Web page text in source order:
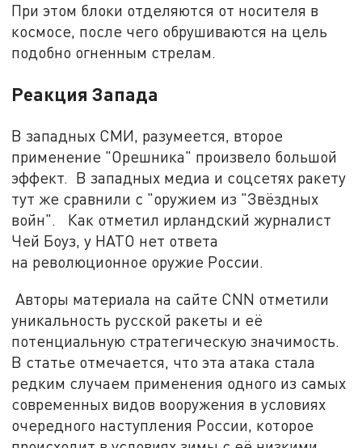
При этом блоки отделяются от носителя в
космосе, после чего обрушиваются на цель
подобно огненным стрелам.
Реакция Запада
В западных СМИ, разумеется, второе
применение "Орешника" произвело большой
эффект. В западных медиа и соцсетях ракету
тут же сравнили с "оружием из "Звёздных
войн". Как отметил ирландский журналист
Чей Боуз, у НАТО нет ответа
на революционное оружие России.
Авторы материала на сайте CNN отметили
уникальность русской ракеты и её
потенциальную стратегическую значимость.
В статье отмечается, что эта атака стала
редким случаем применения одного из самых
современных видов вооружения в условиях
очередного наступления России, которое